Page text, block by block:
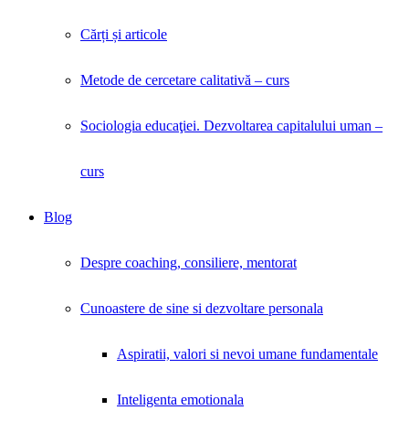
Cărți și articole
Metode de cercetare calitativă – curs
Sociologia educaţiei. Dezvoltarea capitalului uman –
curs
Blog
Despre coaching, consiliere, mentorat
Cunoastere de sine si dezvoltare personala
Aspiratii, valori si nevoi umane fundamentale
Inteligenta emotionala